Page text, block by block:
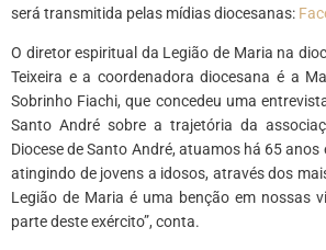
será transmitida pelas mídias diocesanas:
O diretor espiritual da Legião de Maria na
Teixeira e a coordenadora diocesana é a
Sobrinho Fiachi, que concedeu uma
Santo André sobre a trajetória da
Diocese de Santo André, atuamos há 65
atingindo de jovens a idosos, através dos
Legião de Maria é uma benção em nossas
parte deste exército”, conta.